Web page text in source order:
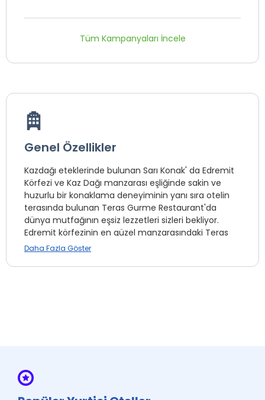
Tüm Kampanyaları İncele
Genel Özellikler
Kazdağı eteklerinde bulunan Sarı Konak' da Edremit
Körfezi ve Kaz Dağı manzarası eşliğinde sakin ve
huzurlu bir konaklama deneyiminin yanı sıra otelin
terasında bulunan Teras Gurme Restaurant'da
dünya mutfağının eşsiz lezzetleri sizleri bekliyor.
Edremit körfezinin en güzel manzarasındaki Teras
Gurme' de otelde konaklayan misafirlerin indirim
önceden rezervasyon yaptırmayı unutmayınız. Otel
Yeşilyurt Köyü (35 dk.), Akçay Kordon (15 dk.), Mıhlı
Şelalesi (32 dk.), Çamlıbel Köyü (13 dk.), Tahtakuşlar
Daha Fazla Göster